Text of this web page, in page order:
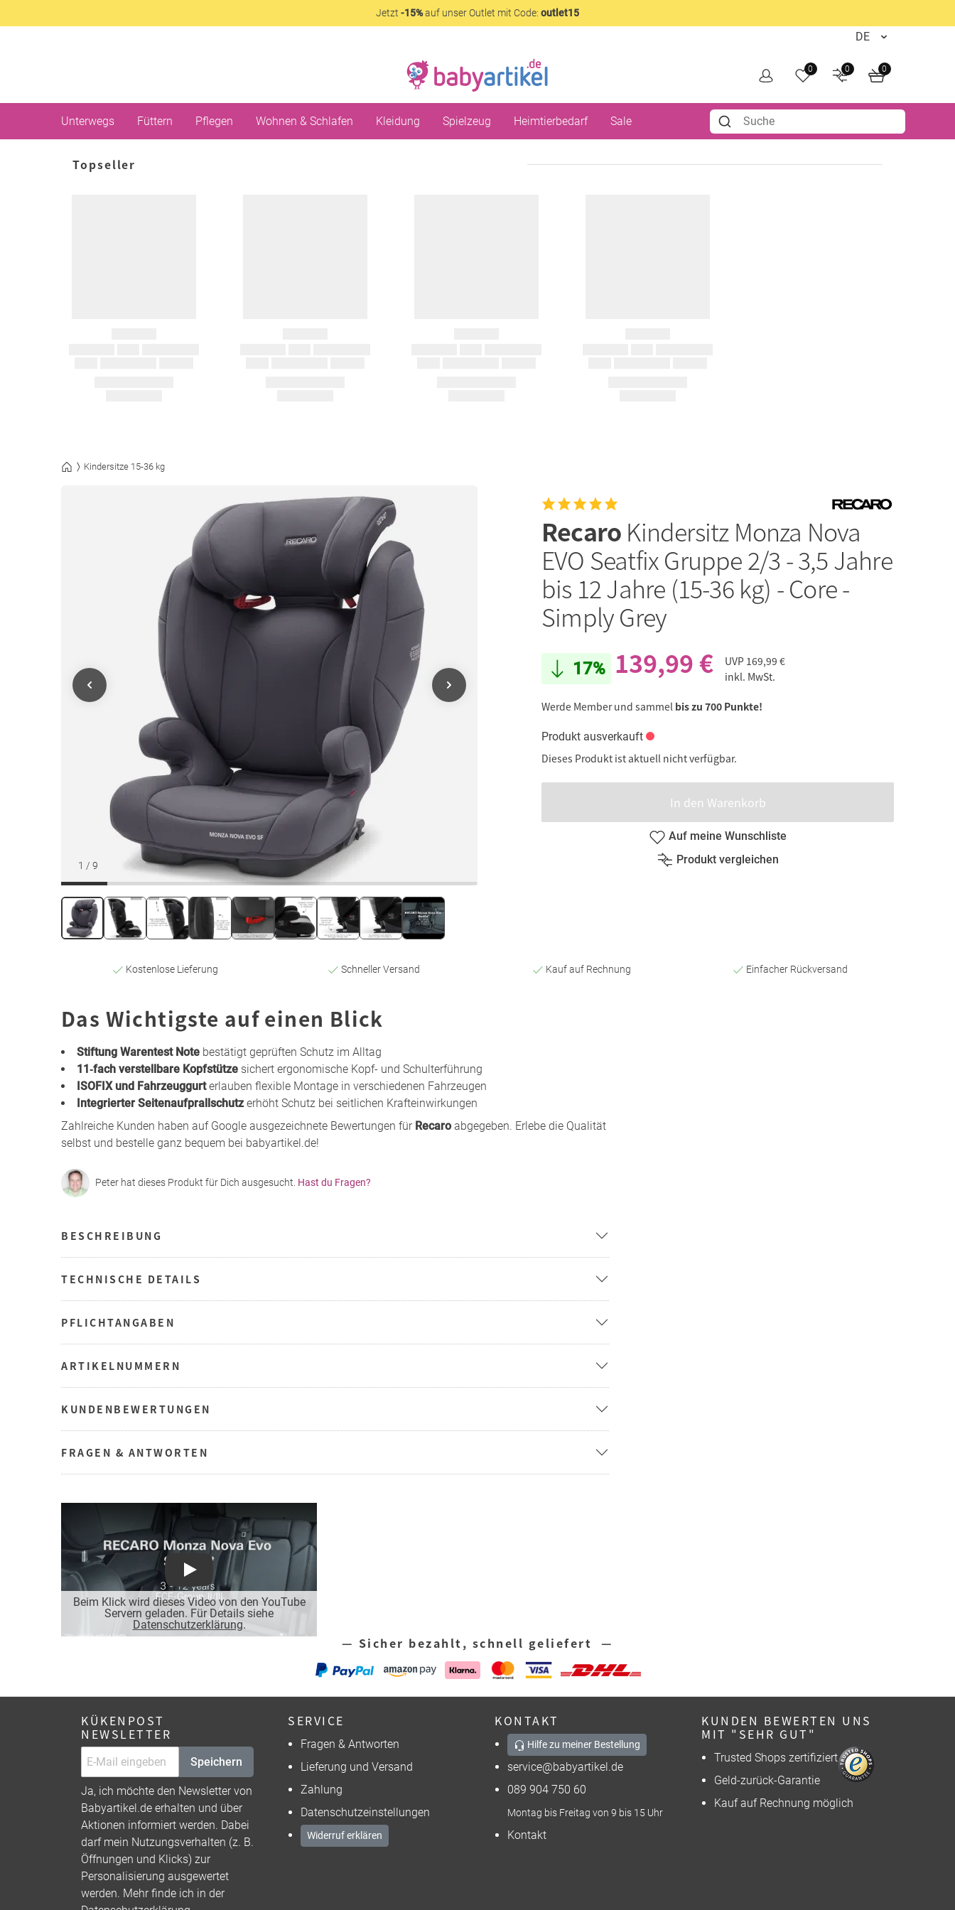
Jetzt -15%auf unser Outlet mit Code: outlet15
0 0 0
Unterwegs Füttern Pflegen Wohnen & Schlafen Kleidung Spielzeug Heimtierbedarf Sale
Topseller
Kindersitze 15-36 kg
1 / 9
Recaro Kindersitz Monza Nova
EVO Seatfix Gruppe 2/3 - 3,5 Jahre
bis 12 Jahre (15-36 kg) - Core -
Simply Grey
17% 139,99 € UVP 169,99 €
inkl. MwSt.
Werde Member und sammel bis zu 700 Punkte!
Produkt ausverkauft
Dieses Produkt ist aktuell nicht verfügbar.
In den Warenkorb
Auf meine Wunschliste
Produkt vergleichen
Kostenlose Lieferung Schneller Versand Kauf auf Rechnung Einfacher Rückversand
Das Wichtigste auf einen Blick
Stiftung Warentest Note bestätigt geprüften Schutz im Alltag
11‑fach verstellbare Kopfstütze sichert ergonomische Kopf- und Schulterführung
ISOFIX und Fahrzeuggurterlauben flexible Montage in verschiedenen Fahrzeugen
Integrierter Seitenaufprallschutzerhöht Schutz bei seitlichen Krafteinwirkungen
Zahlreiche Kunden haben auf Google ausgezeichnete Bewertungen für Recaro abgegeben. Erlebe die Qualität
selbst und bestelle ganz bequem bei babyartikel.de!
Peter hat dieses Produkt für Dich ausgesucht. Hast du Fragen?
BESCHREIBUNG
TECHNISCHE DETAILS
PFLICHTANGABEN
ARTIKELNUMMERN
KUNDENBEWERTUNGEN
FRAGEN & ANTWORTEN
Beim Klick wird dieses Video von den YouTube
Servern geladen. Für Details siehe
Datenschutzerklärung.
Play
— Sicher bezahlt, schnell geliefert —
KÜKENPOST
NEWSLETTER
Speichern
Ja, ich möchte den Newsletter von
Babyartikel.de erhalten und über
Aktionen informiert werden. Dabei
darf mein Nutzungsverhalten (z. B.
Öffnungen und Klicks) zur
Personalisierung ausgewertet
werden. Mehr finde ich in der
SERVICE
Fragen & Antworten
Lieferung und Versand
Zahlung
Datenschutzeinstellungen
Widerruf erklären
KONTAKT
Hilfe zu meiner Bestellung
service@babyartikel.de
089 904 750 60
Montag bis Freitag von 9 bis 15 Uhr
Kontakt
KUNDEN BEWERTEN UNS
MIT "SEHR GUT"
Trusted Shops zertifiziert
Geld-zurück-Garantie
Kauf auf Rechnung möglich